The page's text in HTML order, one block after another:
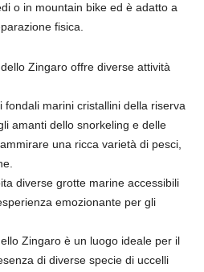
o in mountain bike ed è adatto a
fisica.
Zingaro offre diverse attività
i fondali marini cristallini della riserva
amanti dello snorkeling e delle
una ricca varietà di pesci,
diverse grotte marine accessibili
emozionante per gli
Zingaro è un luogo ideale per il
di diverse specie di uccelli